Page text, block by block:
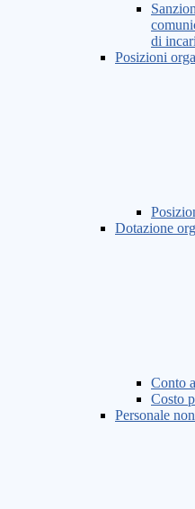
di
Posizioni
Dotazione
Conto
Costo
Personale